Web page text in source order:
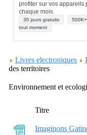
profiter sur vos appareils
chaque mois.
30 jours gratuits
tout moment
Livres electroniques
des territoires
Environnement et
Titre
Imaginons